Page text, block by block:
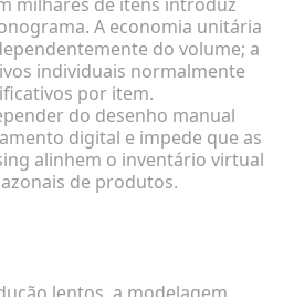
A economia unitária
do volume; a
individuais normalmente
por item.
do desenho manual
digital e impede que as
alinhem o inventário virtual
de produtos.